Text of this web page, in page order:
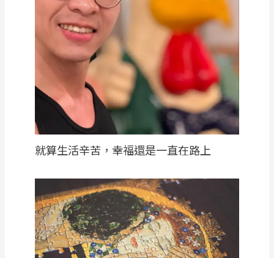
就算生活辛苦，幸福還是一直在路上